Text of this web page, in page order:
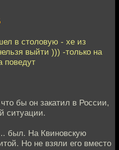
в столовую - хе из
выйти ))) -только на
поведут
бы он закатил в России,
ситуации.
был. На Квиновскую
Но не взяли его вместо